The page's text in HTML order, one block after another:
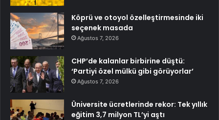
Köprü ve otoyol özelleştirmesinde iki
seçenek masada
Ağustos 7, 2026
CHP’de kalanlar birbirine düştü:
‘Partiyi özel mülkü gibi görüyorlar’
Ağustos 7, 2026
Üniversite ücretlerinde rekor: Tek yıllık
eğitim 3,7 milyon TL’yi aştı